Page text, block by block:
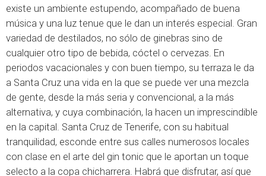
existe un ambiente estupendo, acompañado de buena
música y una luz tenue que le dan un interés especial. Gran
variedad de destilados, no sólo de ginebras sino de
cualquier otro tipo de bebida, cóctel o cervezas. En
periodos vacacionales y con buen tiempo, su terraza le da
a Santa Cruz una vida en la que se puede ver una mezcla
de gente, desde la más seria y convencional, a la más
alternativa, y cuya combinación, la hacen un imprescindible
en la capital. Santa Cruz de Tenerife, con su habitual
tranquilidad, esconde entre sus calles numerosos locales
con clase en el arte del gin tonic que le aportan un toque
selecto a la copa chicharrera. Habrá que disfrutar, así que